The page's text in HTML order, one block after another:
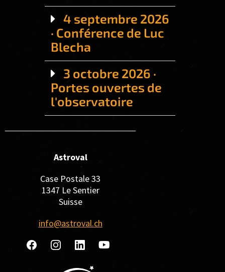
4 septembre 2026
· Conférence de Luc
Blecha
3 octobre 2026 ·
Portes ouvertes de
l'observatoire
Astroval
Case Postale 33
1347 Le Sentier
Suisse
info@astroval.ch